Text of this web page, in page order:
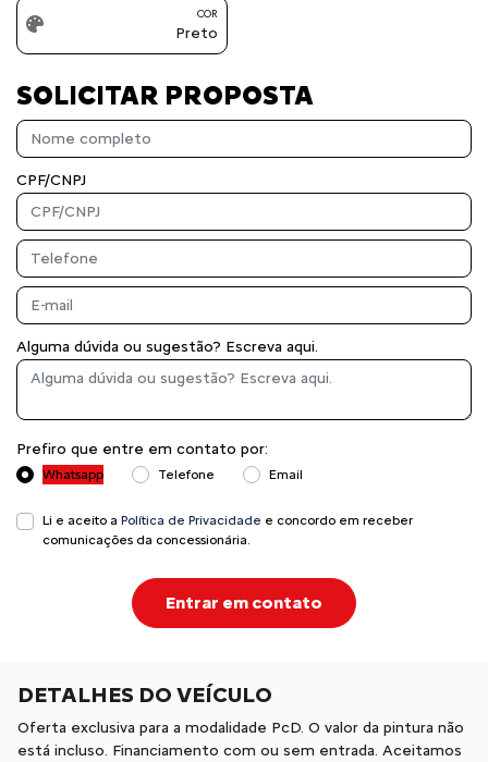
COR
Preto
SOLICITAR PROPOSTA
CPF/CNPJ
Alguma dúvida ou sugestão? Escreva aqui.
Prefiro que entre em contato por:
Whatsapp Telefone Email
Li e aceito a Política de Privacidade e concordo em receber
comunicações da concessionária.
Entrar em contato
DETALHES DO VEÍCULO
Oferta exclusiva para a modalidade PcD. O valor da pintura não
está incluso. Financiamento com ou sem entrada. Aceitamos